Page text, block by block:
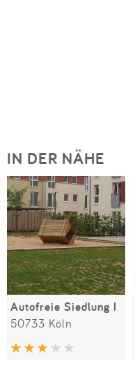
IN DER NÄHE
Autofreie Siedlung I
50733 Köln